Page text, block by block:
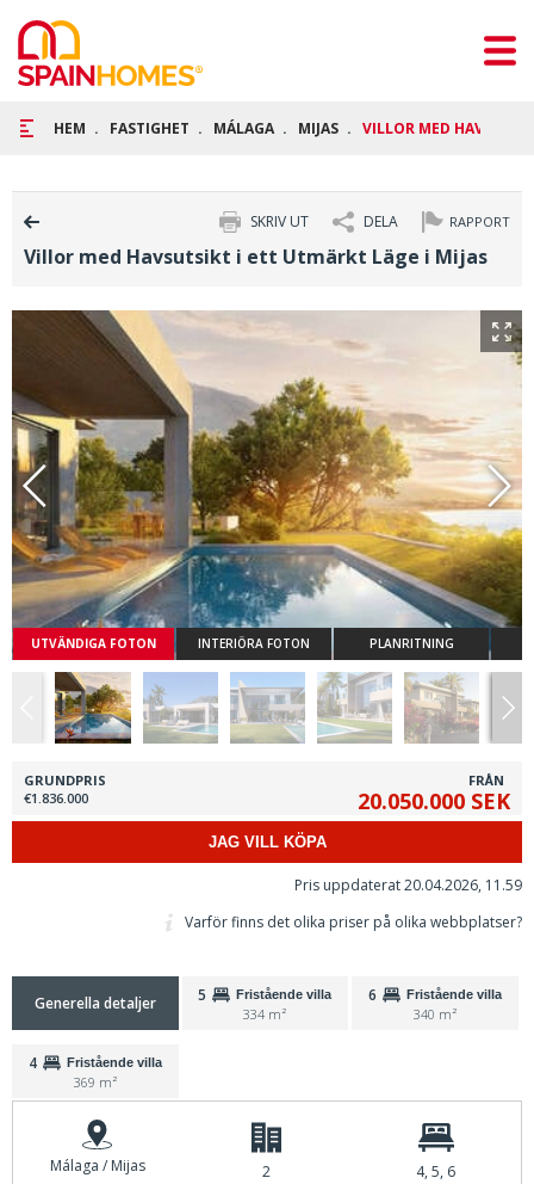
HEM FASTIGHET MÁLAGA MIJAS VILLOR MED
RAPPORT
DELA
SKRIV UT
Villor med Havsutsikt i ett Utmärkt Läge i Mijas
UTVÄNDIGA FOTON INTERIÖRA FOTON PLANRITNING
GRUNDPRIS
€1.836.000
FRÅN
20.050.000 SEK
JAG VILL KÖPA
Pris uppdaterat 20.04.2026, 11.59
Varför finns det olika priser på olika webbplatser?
Generella detaljer 5 Fristående villa
334 m²
6 Fristående villa
340 m²
4 Fristående villa
369 m²
Málaga / Mijas 2 4, 5, 6